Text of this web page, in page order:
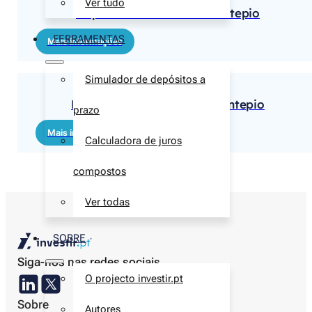
Ver tudo
FERRAMENTAS
Simulador de depósitos a
prazo
Calculadora de juros
compostos
Ver todas
SOBRE
O projecto investir.pt
Autores
Depósito TOP 3 Meses Montepio
Mais informações
Poupança Cresce 1 Ano Montepio
Mais informações
Siga-nos nas redes sociais
Sobre